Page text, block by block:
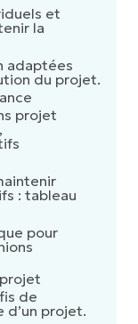
et
la
adaptées
du projet.
projet
: tableau
pour
de
d’un projet.